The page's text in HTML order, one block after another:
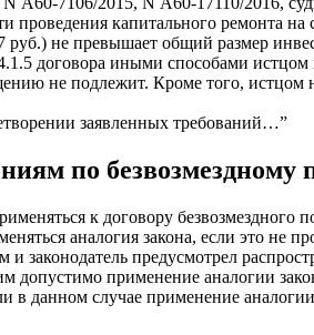
проведения капитального ремонта
не превышает общий размер
договора иными способами
не подлежит. Кроме того,
заявленных требований…”
по безвозмездному
к договору
аналогия закона, если это не
законодатель предусмотрел
допустимо применение аналогии
в данном случае применение